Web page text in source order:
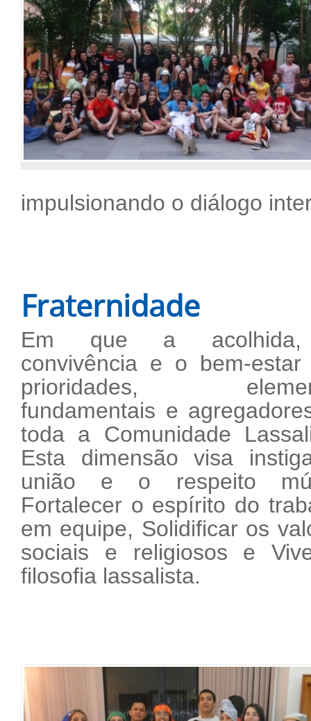
impulsionando o diálogo
Fraternidade
Em que a
convivência e o bem-estar
prioridades,
fundamentais e
toda a Comunidade
Esta dimensão visa
união e o respeito
Fortalecer o espírito do
em equipe, Solidificar os
sociais e religiosos e
filosofia lassalista.